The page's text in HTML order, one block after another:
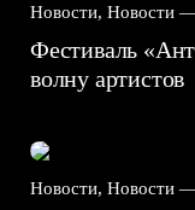
Новости, Новости
Фестиваль
волну артистов
Новости, Новости